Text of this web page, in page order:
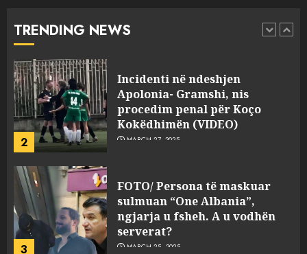
TRENDING NEWS
1
pasuri të pajustifikuar
2
Incidenti në ndeshjen
Apolonia- Gramshi, nis
procedim penal për Koço
Kokëdhimën (VIDEO)
MARCH 27, 2025
3
FOTO/ Persona të maskuar
sulmuan “One Albania”,
ngjarja u fsheh. A u vodhën
serverat?
MARCH 25, 2025